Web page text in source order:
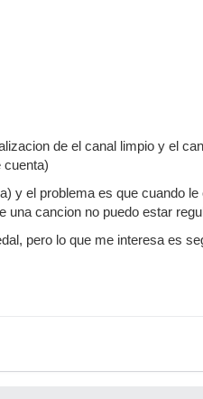
de el canal limpio y el
cuenta)
y el problema es que cuando
cancion no puedo estar
pero lo que me interesa es